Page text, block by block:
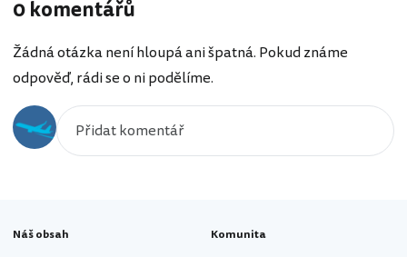
0 komentářů
Žádná otázka není hloupá ani špatná. Pokud známe
odpověď, rádi se o ni podělíme.
Náš obsah Komunita